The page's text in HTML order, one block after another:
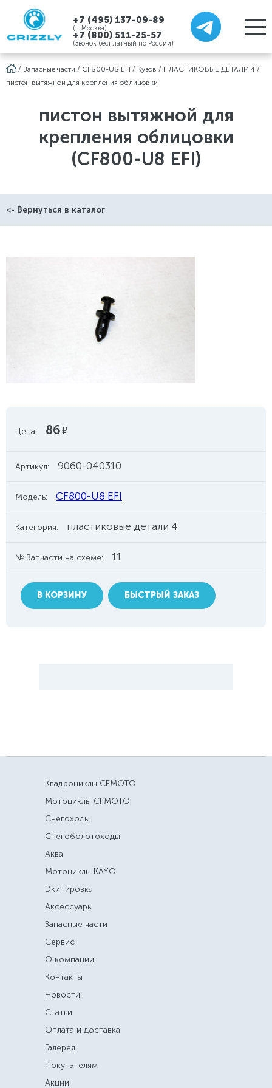
+7 (495) 137-09-89
(г. Москва)
+7 (800) 511-25-57
(Звонок бесплатный по России)
/ Запасные части / CF800-U8 EFI / Кузов / ПЛАСТИКОВЫЕ ДЕТАЛИ 4 /
пистон вытяжной для крепления облицовки
пистон вытяжной для
крепления облицовки
(CF800-U8 EFI)
<- Вернуться в каталог
Цена: 86руб.
Артикул: 9060-040310
Модель: CF800-U8 EFI
Категория: пластиковые детали 4
№ Запчасти на схеме: 11
В КОРЗИНУ БЫСТРЫЙ ЗАКАЗ
Квадроциклы CFMOTO
Мотоциклы CFMOTO
Снегоходы
Снегоболотоходы
Аква
Мотоциклы KAYO
Экипировка
Аксессуары
Запасные части
Сервис
О компании
Контакты
Новости
Статьи
Оплата и доставка
Галерея
Покупателям
Акции